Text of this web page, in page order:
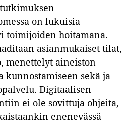
on lukuisia
toimijoiden hoitamana.
asianmukaiset tilat,
menettelyt aineiston
kunnostamiseen sekä ja
Digitaalisen
ei ole sovittuja ohjeita,
enenevässä